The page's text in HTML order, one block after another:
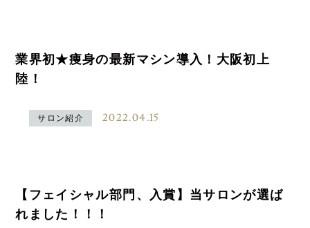
業界初★痩身の最新マシン導入！大阪初上
陸！
サロン紹介 2022.04.15
【フェイシャル部門、入賞】当サロンが選ば
れました！！！